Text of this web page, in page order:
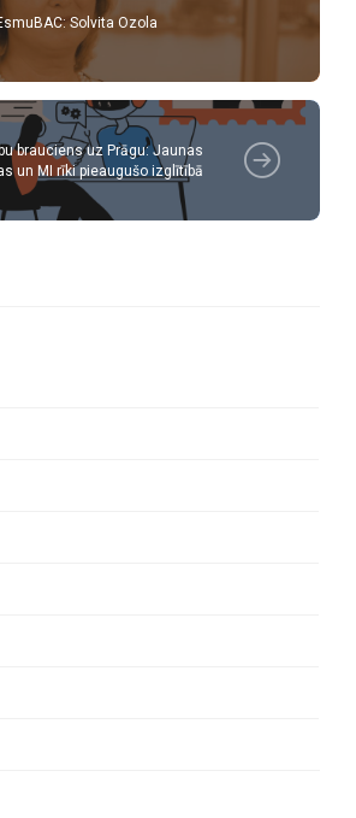
Solvita Ozola
brauciens uz Prāgu: Jaunas
un MI rīki pieaugušo izglītībā